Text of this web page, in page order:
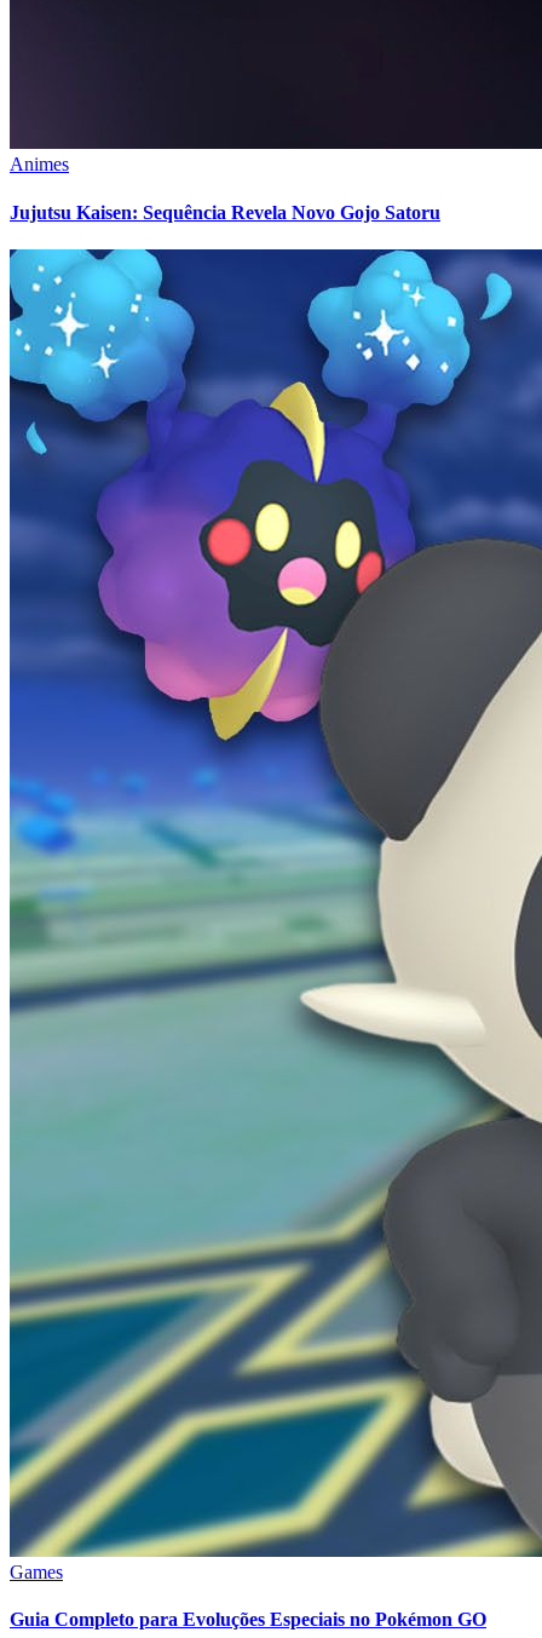
Animes
Jujutsu Kaisen: Sequência Revela Novo Gojo Satoru
Games
Guia Completo para Evoluções Especiais no Pokémon GO